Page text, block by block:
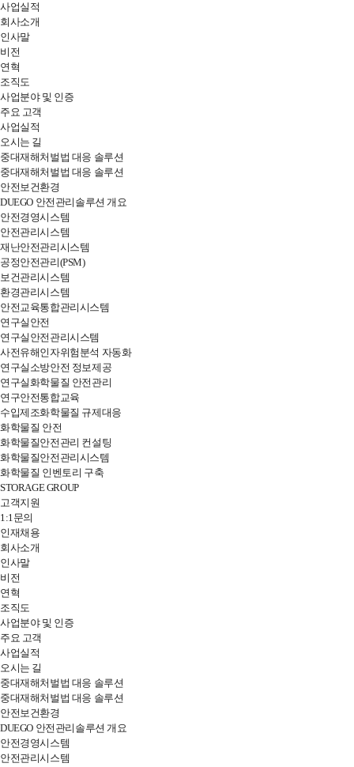
DUEGO
SYSTEM
사업실적
회사소개
인사말
비전
연혁
조직도
사업분야 및 인증
주요 고객
사업실적
오시는 길
중대재해처벌법 대응 솔루션
중대재해처벌법 대응 솔루션
안전보건환경
DUEGO 안전관리솔루션 개요
안전경영시스템
안전관리시스템
재난안전관리시스템
공정안전관리(PSM)
보건관리시스템
환경관리시스템
안전교육통합관리시스템
연구실안전
연구실안전관리시스템
사전유해인자위험분석 자동화
연구실소방안전 정보제공
연구실화학물질 안전관리
연구안전통합교육
수입제조화학물질 규제대응
화학물질 안전
화학물질안전관리 컨설팅
화학물질안전관리시스템
화학물질 인벤토리 구축
STORAGE GROUP
고객지원
1:1문의
인재채용
전
체
메
뉴
열
기
회사소개
인사말
비전
연혁
조직도
사업분야 및 인증
주요 고객
사업실적
오시는 길
중대재해처벌법 대응 솔루션
중대재해처벌법 대응 솔루션
안전보건환경
DUEGO 안전관리솔루션 개요
안전경영시스템
안전관리시스템